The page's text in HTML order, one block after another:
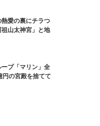
愛の裏にチラつ
祖山太神宮」と地
プ「マリン」全
の宮殿を捨てて